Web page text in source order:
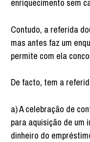
enriquecimento sem
Contudo, a referida
mas antes faz um
permite com ela
De facto, tem a
a) A celebração de
para aquisição de um
dinheiro do